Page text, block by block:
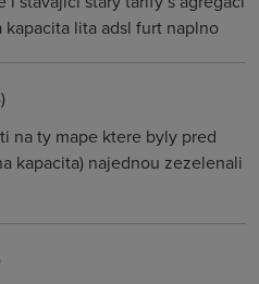
lita adsl furt naplno
na ty mape ktere byly pred
kapacita) najednou zezelenali